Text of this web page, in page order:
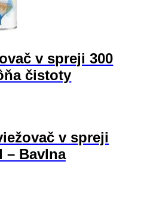
v spreji 300
čistoty
v spreji
– Bavlna